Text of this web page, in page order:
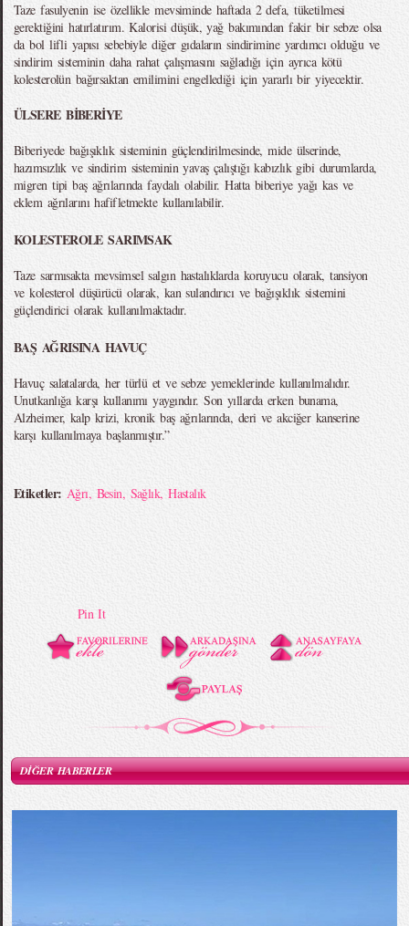
Taze fasulyenin ise özellikle mevsiminde haftada 2 defa, tüketilmesi
gerektiğini hatırlatırım. Kalorisi düşük, yağ bakımından fakir bir sebze olsa
da bol lifli yapısı sebebiyle diğer gıdaların sindirimine yardımcı olduğu ve
sindirim sisteminin daha rahat çalışmasını sağladığı için ayrıca kötü
kolesterolün bağırsaktan emilimini engellediği için yararlı bir yiyecektir.
ÜLSERE BİBERİYE
Biberiyede bağışıklık sisteminin güçlendirilmesinde, mide ülserinde,
hazımsızlık ve sindirim sisteminin yavaş çalıştığı kabızlık gibi durumlarda,
migren tipi baş ağrılarında faydalı olabilir. Hatta biberiye yağı kas ve
eklem ağrılarını hafifletmekte kullanılabilir.
KOLESTEROLE SARIMSAK
Taze sarmısakta mevsimsel salgın hastalıklarda koruyucu olarak, tansiyon
ve kolesterol düşürücü olarak, kan sulandırıcı ve bağışıklık sistemini
güçlendirici olarak kullanılmaktadır.
BAŞ AĞRISINA HAVUÇ
Havuç salatalarda, her türlü et ve sebze yemeklerinde kullanılmalıdır.
Unutkanlığa karşı kullanımı yaygındır. Son yıllarda erken bunama,
Alzheimer, kalp krizi, kronik baş ağrılarında, deri ve akciğer kanserine
karşı kullanılmaya başlanmıştır.”
Etiketler: Ağrı, Besin, Sağlık,Hastalık
Pin It
DİĞER HABERLER